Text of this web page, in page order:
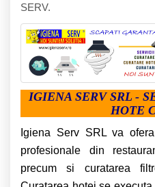
SERV.
IGIENA SERV SRL -
HOTE
Igiena Serv SRL va
profesionale din
precum si curatarea